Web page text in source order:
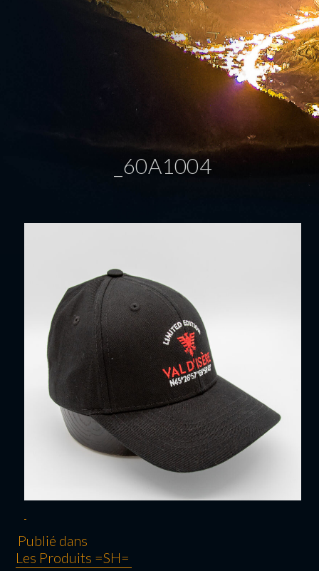
_60A1004
Publié dans
Les Produits =SH=